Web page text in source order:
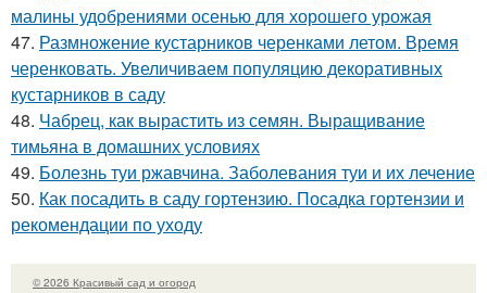
малины удобрениями осенью для хорошего урожая
47. Размножение кустарников черенками летом. Время
черенковать. Увеличиваем популяцию декоративных
кустарников в саду
48. Чабрец, как вырастить из семян. Выращивание
тимьяна в домашних условиях
49. Болезнь туи ржавчина. Заболевания туи и их лечение
50. Как посадить в саду гортензию. Посадка гортензии и
рекомендации по уходу
© 2026 Красивый сад и огород